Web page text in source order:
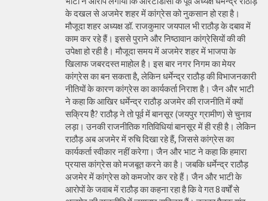
के दखल से अजमेर शहर में कांग्रेस को नुकसान हो रहा है।
मौजूदा शहर अध्यक्ष डॉ. राजकुमार जयपाल भी राठौड़ के दबाव में
काम कर रहे हैं। इससे पुराने और निष्ठावान कांग्रेसियों की की
उपेक्षा हो रही है। मौजूदा समय में अजमेर शहर में भाजपा के
खिलाफ जबरदस्त माहोल है। इस बार नगर निगम का मेयर
कांग्रेस का बन सकता है, लेकिन धर्मेन्द्र राठौड़ की विभाजनकारी
नीतियों के कारण कांग्रेस का कार्यकर्ता निराश है। जैन और भाटी
ने कहा कि आखिर धर्मेन्द्र राठौड़ अजमेर की राजनीति में क्यों
सक्रिय हैै? राठौड़ ने तो पूर्व में बानसूर (जयपुर ग्रामीण) से चुनाव
लड़ा। उनकी राजनीतिक गतिविधियां बानसूर में ही रही है। लेकिन
राठौड़ अब अजमेर में रुचि दिखा रहे हैं, जिससे कांग्रेस का
कार्यकर्ता स्वीकार नहीं करेगा। जैन और भाट ने कहा कि हमारा
प्रयास कांग्रेस को मजबूत करने का है। जबकि धर्मेन्द्र राठौड़
अजमेर में कांग्रेस को कमजोर कर रहे हैं। जैन और भाटी के
आरोपों के जवाब में राठौड़ का कहना रहा है कि वे गत 8 वर्षों से